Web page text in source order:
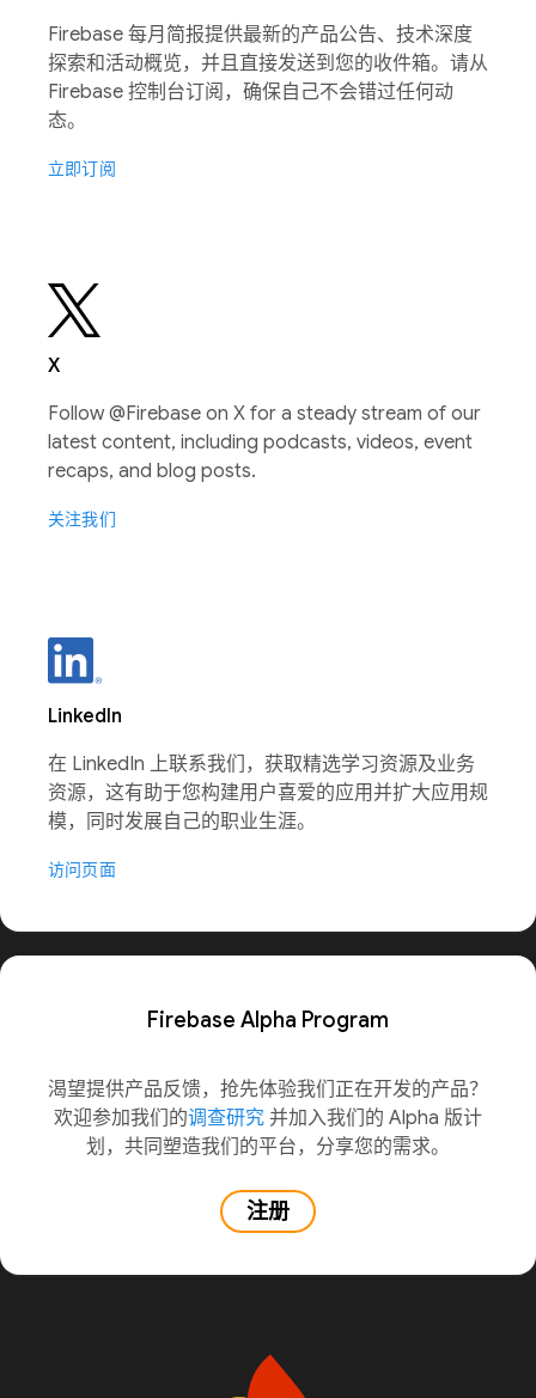
Firebase 每月简报提供最新的产品公告、技术深度
探索和活动概览，并且直接发送到您的收件箱。请从
Firebase 控制台订阅，确保自己不会错过任何动
态。
立即订阅
X
Follow @Firebase on X for a steady stream of our
latest content, including podcasts, videos, event
recaps, and blog posts.
关注我们
LinkedIn
在 LinkedIn 上联系我们，获取精选学习资源及业务
资源，这有助于您构建用户喜爱的应用并扩大应用规
模，同时发展自己的职业生涯。
访问页面
Firebase Alpha Program
渴望提供产品反馈，抢先体验我们正在开发的产品？
欢迎参加我们的调查研究 并加入我们的 Alpha 版计
划，共同塑造我们的平台，分享您的需求。
注册